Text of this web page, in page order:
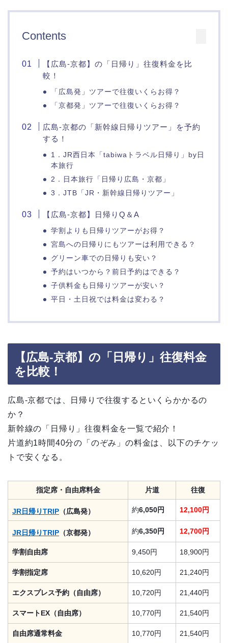
Contents
【広島-京都】の「日帰り」往復料金を比
較！
「広島発」ツアーで往復いくらお得？
「京都発」ツアーで往復いくらお得？
広島-京都の「新幹線日帰りツアー」を予約
する！
1．JR西日本「tabiwaトラベル日帰り」by日
本旅行
2．日本旅行「日帰り広島・京都」
3．JTB「JR・新幹線日帰りツアー」
【広島-京都】日帰りQ＆A
学割よりも日帰りツアーがお得？
宮島への日帰りにもツアーは利用できる？
グリーン車での日帰りも安い？
予約はいつから？前日予約はできる？
子供料金も日帰りツアーが安い？
平日・土日祝では料金は変わる？
【広島-京都】の「日帰り」往復料金
を比較！
広島-京都では、日帰りで往復するといくらかかるの
か？
新幹線の「日帰り」往復料金を一覧で紹介！
片道約1時間40分の「のぞみ」の料金は、以下のチケッ
トで安くなる。
指定席・自由席料金 片道 往復
JR日帰りTRIP （広島発） 約6,050円 12,100円
JR日帰りTRIP （京都発） 約6,350円 12,700円
学割自由席 9,450円 18,900円
学割指定席 10,620円 21,240円
エクスプレス予約（自由席） 10,720円 21,440円
スマートEX（自由席） 10,770円 21,540円
自由席通常料金 10,770円 21,540円